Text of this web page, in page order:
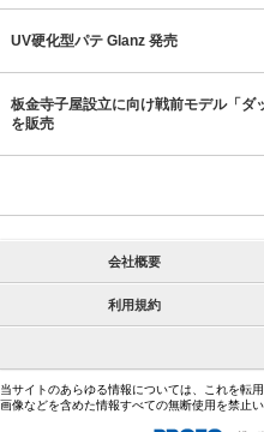
UV硬化型パテ Glanz 発売
板金寺子屋設立に向け戦前モデル「ダ
を販売
会社概要
利用規約
当サイトのあらゆる情報については、これを転
画像などを含めた情報すべての無断使用を禁止い